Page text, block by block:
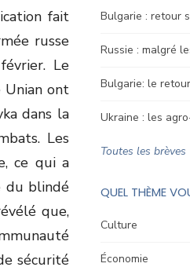
fait
russe
Le
Unian ont
dans la
Les
ce qui a
du blindé
que,
sécurité
Bulgarie : retour
Russie : malgré
Bulgarie: le
Ukraine : les
Toutes les brèves
QUEL THÈME
Culture
Économie